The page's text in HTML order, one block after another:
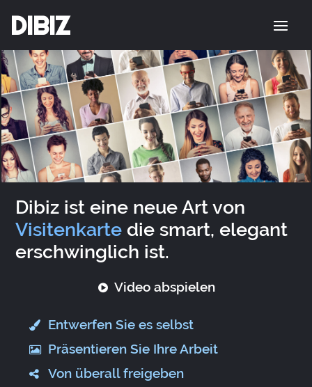
DIBIZ
Dibiz ist eine neue Art von
Visitenkarte die smart, elegant
erschwinglich ist.
Video abspielen
Entwerfen Sie es selbst
Präsentieren Sie Ihre Arbeit
Von überall freigeben